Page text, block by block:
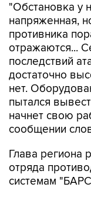
"Обстановка у
напряженная,
противника
отражаются...
последствий
достаточно
нет.
пытался
начнет свою
сообщении
Глава региона
отряда
системам